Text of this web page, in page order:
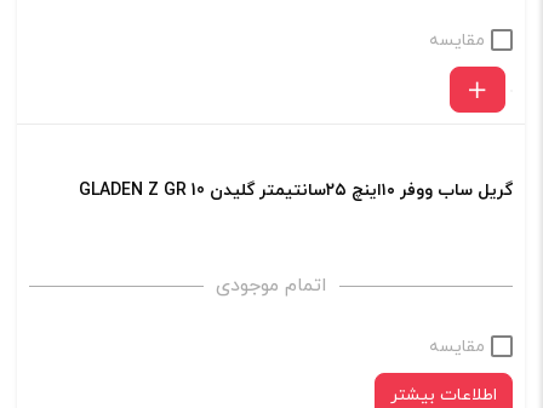
مقایسه
گریل ساب ووفر ۱۰اینچ ۲۵سانتیمتر گلیدن GLADEN Z GR 10
اتمام موجودی
مقایسه
اطلاعات بیشتر